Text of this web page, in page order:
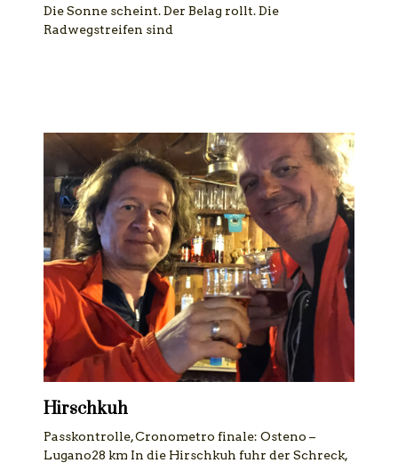
Die Sonne scheint. Der Belag rollt. Die
Radwegstreifen sind
Hirschkuh
Passkontrolle, Cronometro finale: Osteno –
Lugano28 km In die Hirschkuh fuhr der Schreck,